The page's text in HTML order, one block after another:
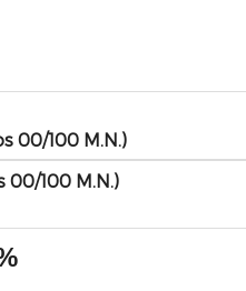
00/100 M.N.)
00/100 M.N.)